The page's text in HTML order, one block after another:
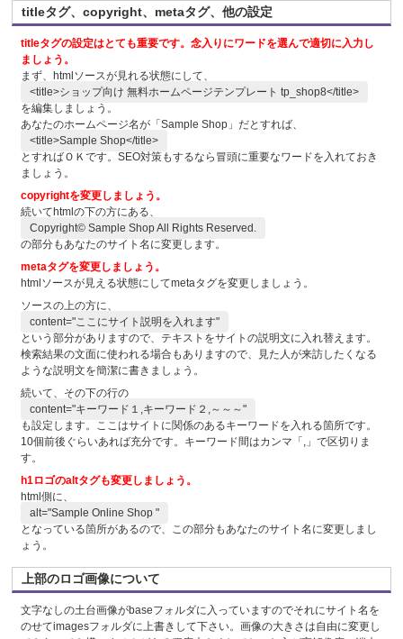
titleタグ、copyright、metaタグ、他の設定
titleタグの設定はとても重要です。念入りにワードを選んで適切に入力し
ましょう。
まず、htmlソースが見れる状態にして、
<title>ショップ向け 無料ホームページテンプレート tp_shop8</title>
を編集しましょう。
あなたのホームページ名が「Sample Shop」だとすれば、
<title>Sample Shop</title>
とすればＯＫです。SEO対策もするなら冒頭に重要なワードを入れておき
ましょう。
copyrightを変更しましょう。
続いてhtmlの下の方にある、
Copyright© Sample Shop All Rights Reserved.
の部分もあなたのサイト名に変更します。
metaタグを変更しましょう。
htmlソースが見える状態にしてmetaタグを変更しましょう。
ソースの上の方に、
content="ここにサイト説明を入れます"
という部分がありますので、テキストをサイトの説明文に入れ替えます。
検索結果の文面に使われる場合もありますので、見た人が来訪したくなる
ような説明文を簡潔に書きましょう。
続いて、その下の行の
content="キーワード１,キーワード２,～～～"
も設定します。ここはサイトに関係のあるキーワードを入れる箇所です。
10個前後ぐらいあれば充分です。キーワード間はカンマ「,」で区切りま
す。
h1ロゴのaltタグも変更しましょう。
html側に、
alt="Sample Online Shop "
となっている箇所があるので、この部分もあなたのサイト名に変更しまし
ょう。
上部のロゴ画像について
文字なしの土台画像がbaseフォルダに入っていますのでそれにサイト名を
のせてimagesフォルダに上書きして下さい。画像の大きさは自由に変更し